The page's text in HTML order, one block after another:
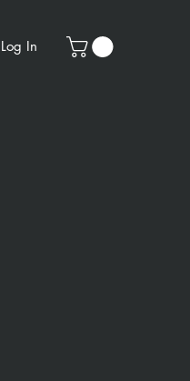
Log In